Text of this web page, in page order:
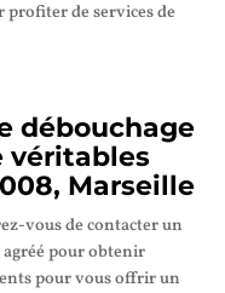
profiter de services de
débouchage
véritables
Marseille
vous de contacter un
agréé pour obtenir
pour vous offrir un